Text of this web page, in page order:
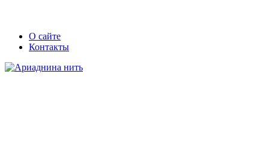
Skip
Secondary
left
navigation
Secondary
right
navigation
О сайте
Контакты